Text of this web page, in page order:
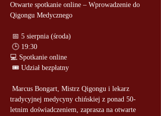
Otwarte spotkanie online – Wprowadzenie do
Qigongu Medycznego
📅 5 sierpnia (środa)
🕒 19:30
💻 Spotkanie online
🎟 Udział bezpłatny
tradycyjnej medycyny chińskiej z ponad 50-
letnim doświadczeniem, zaprasza na otwarte